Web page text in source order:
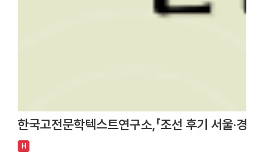
한국고전문학텍스트연구소,「조선 후기 서울·경
H